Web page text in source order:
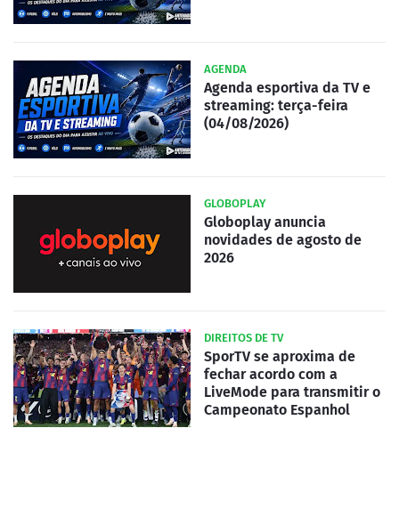
AGENDA
Agenda esportiva da TV e
streaming: terça-feira
(04/08/2026)
GLOBOPLAY
Globoplay anuncia
novidades de agosto de
2026
DIREITOS DE TV
SporTV se aproxima de
fechar acordo com a
LiveMode para transmitir o
Campeonato Espanhol